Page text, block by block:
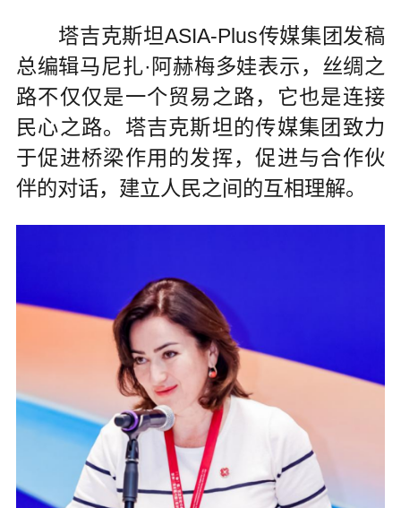
塔吉克斯坦ASIA-Plus传媒集团发稿
总编辑马尼扎·阿赫梅多娃表示，丝绸之
路不仅仅是一个贸易之路，它也是连接
民心之路。塔吉克斯坦的传媒集团致力
于促进桥梁作用的发挥，促进与合作伙
伴的对话，建立人民之间的互相理解。